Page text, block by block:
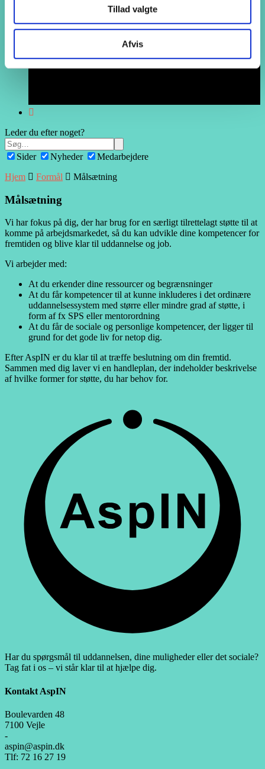
Tillad valgte
Afvis
Leder du efter noget?
Sider Nyheder
Medarbejdere
Hjem
Formål Målsætning
Målsætning
Vi har fokus på dig, der har brug for en særligt tilrettelagt støtte til at
komme på arbejdsmarkedet, så du kan udvikle dine kompetencer for
fremtiden og blive klar til uddannelse og job.
Vi arbejder med:
At du erkender dine ressourcer og begrænsninger
At du får kompetencer til at kunne inkluderes i det ordinære
uddannelsessystem med større eller mindre grad af støtte, i
form af fx SPS eller mentorordning
At du får de sociale og personlige kompetencer, der ligger til
grund for det gode liv for netop dig.
Efter AspIN er du klar til at træffe beslutning om din fremtid.
Sammen med dig laver vi en handleplan, der indeholder beskrivelse
af hvilke former for støtte, du har behov for.
Har du spørgsmål til uddannelsen, dine muligheder eller det sociale?
Tag fat i os – vi står klar til at hjælpe dig.
Kontakt AspIN
Boulevarden 48
7100 Vejle
-
aspin@aspin.dk
Tlf: 72 16 27 19